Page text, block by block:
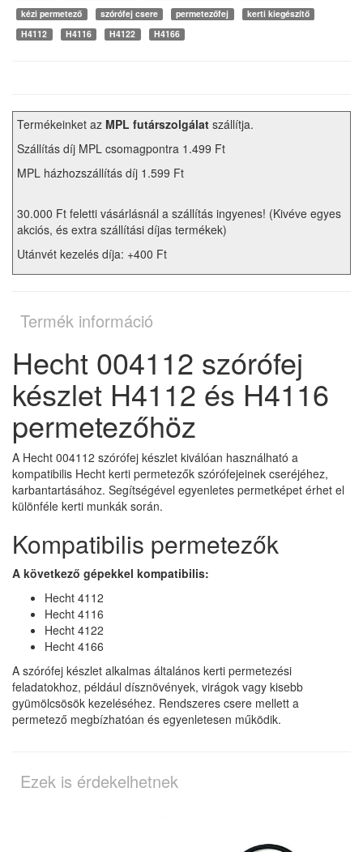
kézi permetező
szórófej csere permetezőfej
kerti kiegészítő
H4112
H4116 H4122 H4166
Termékeinket az MPL futárszolgálat szállítja.
Szállítás díj MPL csomagpontra 1.499 Ft
MPL házhozszállítás díj 1.599 Ft
30.000 Ft feletti vásárlásnál a szállítás ingyenes! (Kivéve egyes
akciós, és extra szállítási díjas termékek)
Utánvét kezelés díja: +400 Ft
Termék információ
Hecht 004112 szórófej
készlet H4112 és H4116
permetezőhöz
A Hecht 004112 szórófej készlet kiválóan használható a
kompatibilis Hecht kerti permetezők szórófejeinek cseréjéhez,
karbantartásához. Segítségével egyenletes permetképet érhet el
különféle kerti munkák során.
Kompatibilis permetezők
A következő gépekkel kompatibilis:
Hecht 4112
Hecht 4116
Hecht 4122
Hecht 4166
A szórófej készlet alkalmas általános kerti permetezési
feladatokhoz, például dísznövények, virágok vagy kisebb
gyümölcsösök kezeléséhez. Rendszeres csere mellett a
permetező megbízhatóan és egyenletesen működik.
Ezek is érdekelhetnek